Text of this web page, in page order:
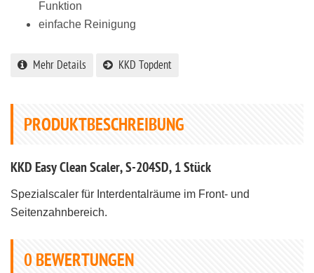
Funktion
einfache Reinigung
Mehr Details KKD Topdent
PRODUKTBESCHREIBUNG
KKD Easy Clean Scaler, S-204SD, 1 Stück
Spezialscaler für Interdentalräume im Front- und
Seitenzahnbereich.
0 BEWERTUNGEN